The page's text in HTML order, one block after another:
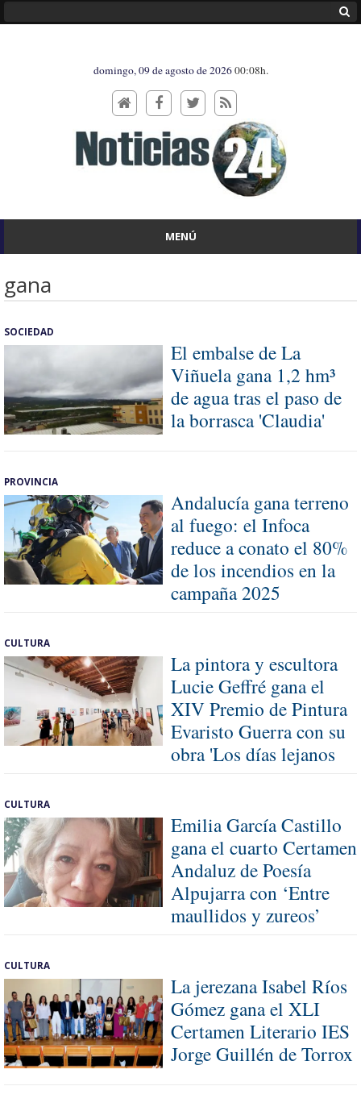
domingo, 09 de agosto de 202600:08h.
MENÚ
gana
SOCIEDAD
El embalse de La
Viñuela gana 1,2 hm³
de agua tras el paso de
la borrasca 'Claudia'
PROVINCIA
Andalucía gana terreno
al fuego: el Infoca
reduce a conato el 80%
de los incendios en la
campaña 2025
CULTURA
La pintora y escultora
Lucie Geffré gana el
XIV Premio de Pintura
Evaristo Guerra con su
obra 'Los días lejanos
CULTURA
Emilia García Castillo
gana el cuarto Certamen
Andaluz de Poesía
Alpujarra con ‘Entre
maullidos y zureos’
CULTURA
La jerezana Isabel Ríos
Gómez gana el XLI
Certamen Literario IES
Jorge Guillén de Torrox